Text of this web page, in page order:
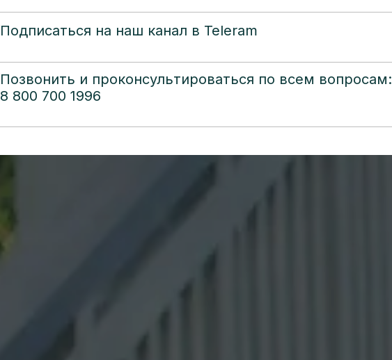
Подписаться на наш канал в Teleram
Позвонить и проконсультироваться по всем вопросам:
8 800 700 1996